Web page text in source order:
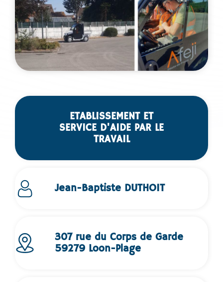
ETABLISSEMENT ET
SERVICE D'AIDE PAR LE
TRAVAIL
Jean-Baptiste DUTHOIT
307 rue du Corps de Garde
59279 Loon-Plage